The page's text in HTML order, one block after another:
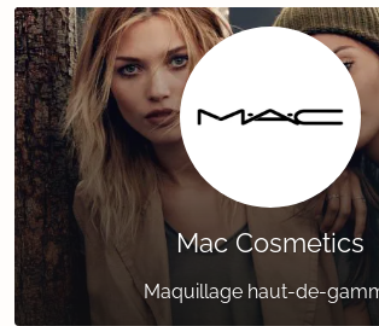
Mac Cosmetics
Maquillage haut-de-